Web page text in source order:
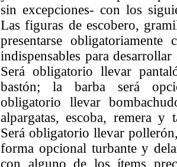
sin excepciones- con los
Las figuras de escobero,
presentarse
indispensables para
Será obligatorio llevar
bastón; la barba será
obligatorio llevar
alpargatas, escoba, remera y
Será obligatorio llevar
forma opcional turbante y
con alguno de los ítems